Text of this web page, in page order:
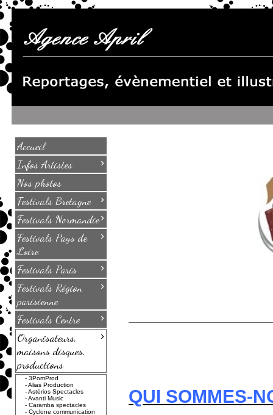
Accueil
Infos Artistes
›
Nos photos
Festivals Bretagne
›
Festivals Normandie›
Festivals Pays de
Loire
›
Festivals Paris ›
Festivals Région
parisienne
›
Festivals Centre ›
Organisateurs,
maisons disques,
productions
›
- 3PomProd
-Alias Production
-Astérios Spectacles
-Avanti Music
- Caramba spectacles
- Cyclone communication
QUI SOMMES-